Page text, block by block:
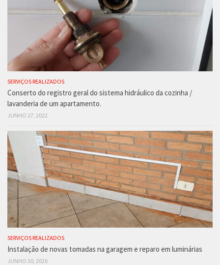
SERVIÇOS REALIZADOS
Conserto do registro geral do sistema hidráulico da cozinha /
lavanderia de um apartamento.
JUNHO 27, 2022
SERVIÇOS REALIZADOS
Instalação de novas tomadas na garagem e reparo em luminárias
JUNHO 30, 2026